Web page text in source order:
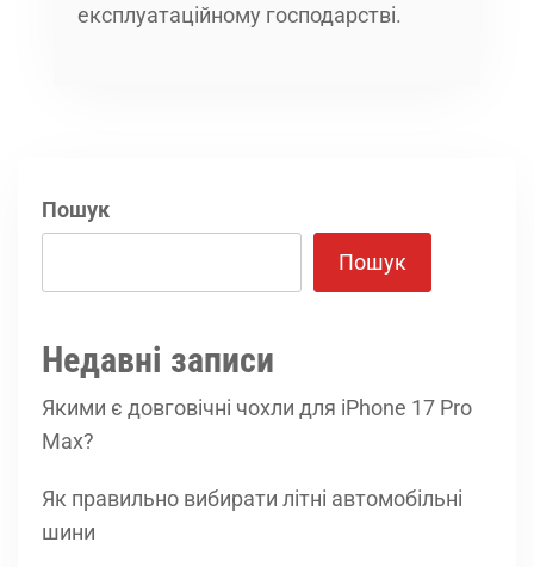
експлуатаційному господарстві.
Пошук
Пошук
Недавні записи
Якими є довговічні чохли для iPhone 17 Pro
Max?
Як правильно вибирати літні автомобільні
шини